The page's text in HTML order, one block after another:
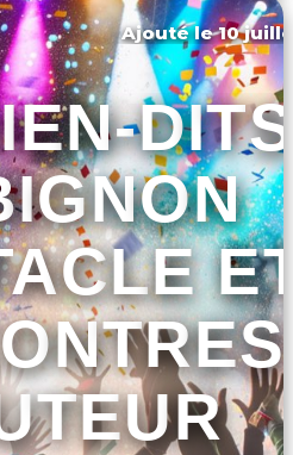
Ajouté le 10
DITS